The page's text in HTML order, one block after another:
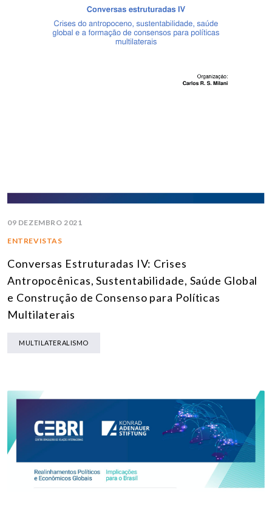
09 DEZEMBRO 2021
ENTREVISTAS
Conversas Estruturadas IV: Crises
Antropocênicas, Sustentabilidade, Saúde Global
e Construção de Consenso para Políticas
Multilaterais
MULTILATERALISMO